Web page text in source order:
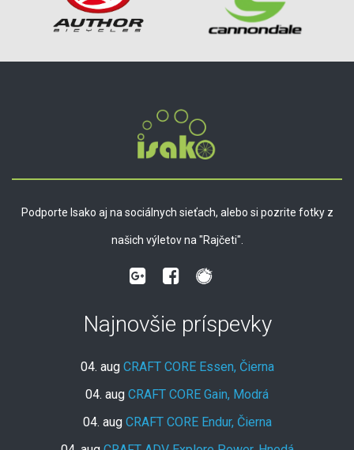
Podporte Isako aj na sociálnych sieťach, alebo si pozrite fotky z
našich výletov na "Rajčeti".
Najnovšie príspevky
04. aug CRAFT CORE Essen, Čierna
04. aug CRAFT CORE Gain, Modrá
04. aug CRAFT CORE Endur, Čierna